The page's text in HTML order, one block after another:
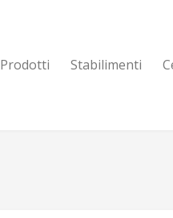
Prodotti Stabilimenti